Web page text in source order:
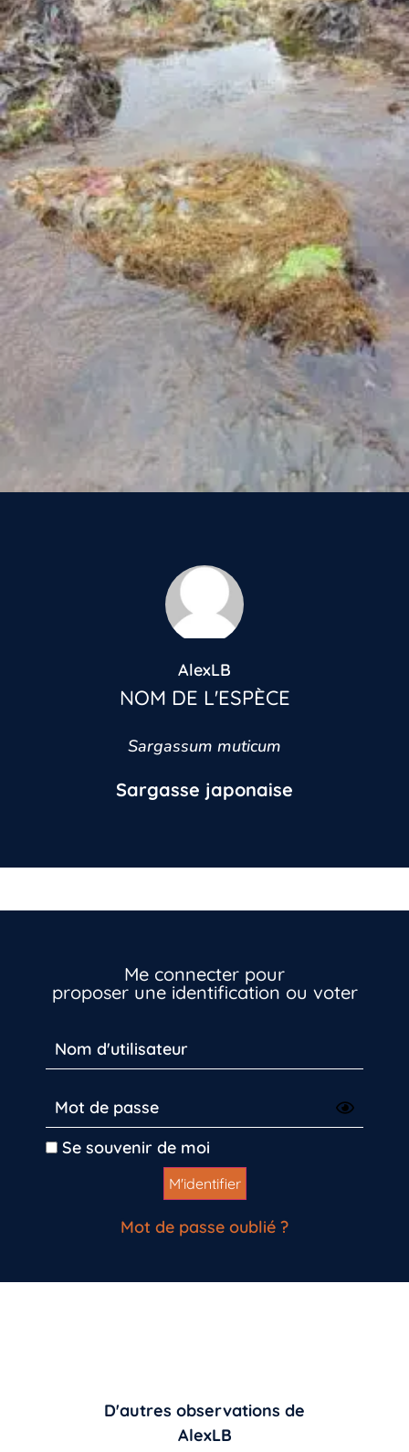
AlexLB
NOM DE L'ESPÈCE
Sargassum muticum
Sargasse japonaise
Me connecter pour
proposer une identification ou voter
Se souvenir de moi
Mot de passe oublié ?
D'autres observations de
AlexLB